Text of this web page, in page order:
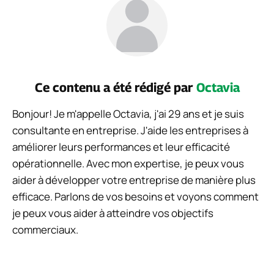
Ce contenu a été rédigé par Octavia
Bonjour! Je m'appelle Octavia, j'ai 29 ans et je suis
consultante en entreprise. J'aide les entreprises à
améliorer leurs performances et leur efficacité
opérationnelle. Avec mon expertise, je peux vous
aider à développer votre entreprise de manière plus
efficace. Parlons de vos besoins et voyons comment
je peux vous aider à atteindre vos objectifs
commerciaux.